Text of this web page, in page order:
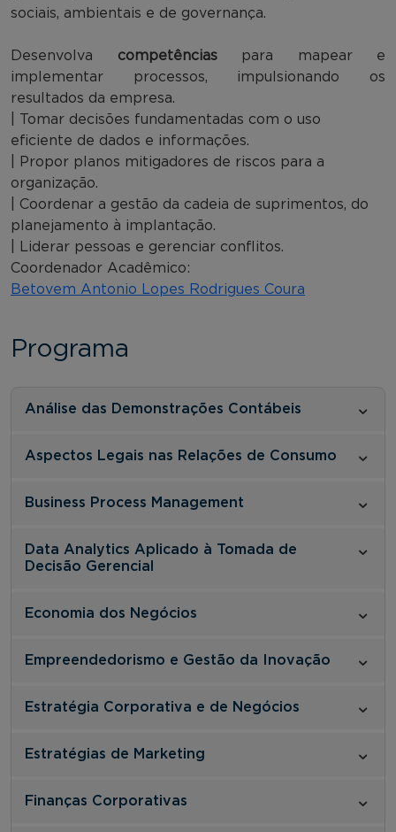
sociais, ambientais e de governança.
Desenvolva competênciaspara mapear e
implementar processos, impulsionando os
resultados da empresa.
| Tomar decisões fundamentadas com o uso
eficiente de dados e informações.
| Propor planos mitigadores de riscos para a
organização.
| Coordenar a gestão da cadeia de suprimentos, do
planejamento à implantação.
| Liderar pessoas e gerenciar conflitos.
Coordenador Acadêmico:
Betovem Antonio Lopes Rodrigues Coura
Programa
Análise das Demonstrações Contábeis
Aspectos Legais nas Relações de Consumo
Business Process Management
Data Analytics Aplicado à Tomada de
Decisão Gerencial
Economia dos Negócios
Empreendedorismo e Gestão da Inovação
Estratégia Corporativa e de Negócios
Estratégias de Marketing
Finanças Corporativas